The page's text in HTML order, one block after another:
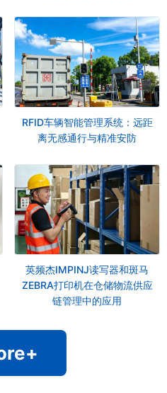
RFID车辆智能管理系统：远距
离无感通行与精准安防
英频杰IMPINJ读写器和斑马
ZEBRA打印机在仓储物流供应
链管理中的应用